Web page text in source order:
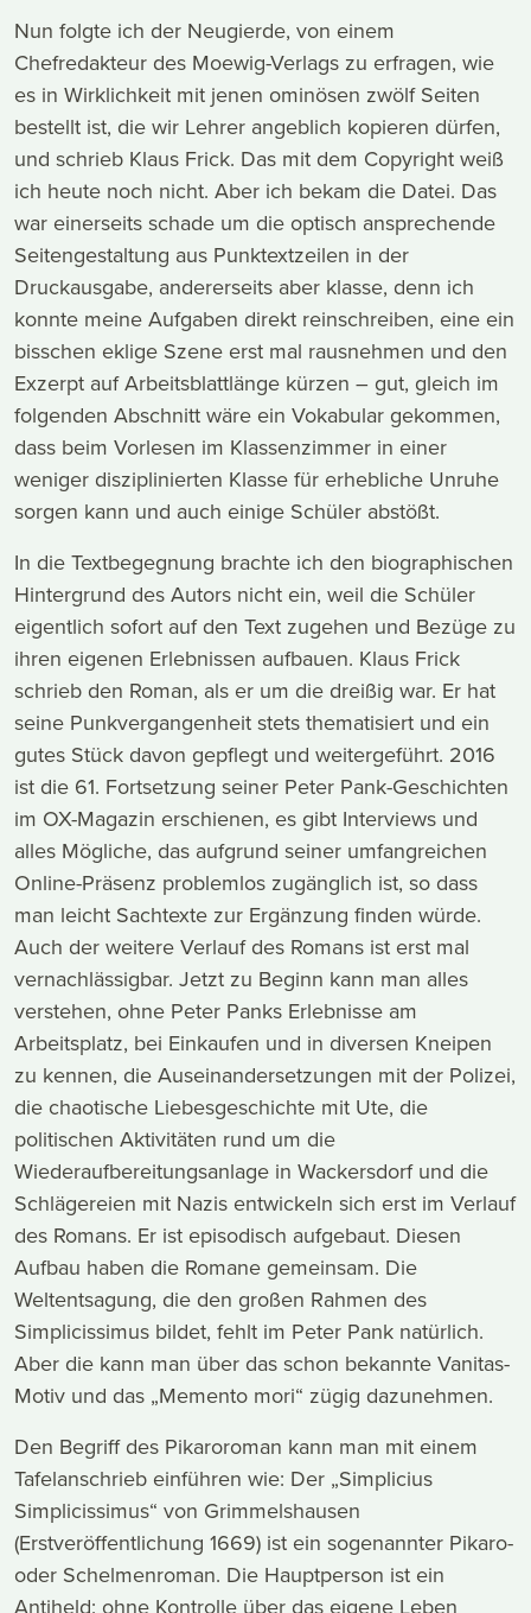
Nun folgte ich der Neugierde, von einem
Chefredakteur des Moewig-Verlags zu erfragen, wie
es in Wirklichkeit mit jenen ominösen zwölf Seiten
bestellt ist, die wir Lehrer angeblich kopieren dürfen,
und schrieb Klaus Frick. Das mit dem Copyright weiß
ich heute noch nicht. Aber ich bekam die Datei. Das
war einerseits schade um die optisch ansprechende
Seitengestaltung aus Punktextzeilen in der
Druckausgabe, andererseits aber klasse, denn ich
konnte meine Aufgaben direkt reinschreiben, eine ein
bisschen eklige Szene erst mal rausnehmen und den
Exzerpt auf Arbeitsblattlänge kürzen – gut, gleich im
folgenden Abschnitt wäre ein Vokabular gekommen,
dass beim Vorlesen im Klassenzimmer in einer
weniger disziplinierten Klasse für erhebliche Unruhe
sorgen kann und auch einige Schüler abstößt.
In die Textbegegnung brachte ich den biographischen
Hintergrund des Autors nicht ein, weil die Schüler
eigentlich sofort auf den Text zugehen und Bezüge zu
ihren eigenen Erlebnissen aufbauen. Klaus Frick
schrieb den Roman, als er um die dreißig war. Er hat
seine Punkvergangenheit stets thematisiert und ein
gutes Stück davon gepflegt und weitergeführt. 2016
ist die 61. Fortsetzung seiner Peter Pank-Geschichten
im OX-Magazin erschienen, es gibt Interviews und
alles Mögliche, das aufgrund seiner umfangreichen
Online-Präsenz problemlos zugänglich ist, so dass
man leicht Sachtexte zur Ergänzung finden würde.
Auch der weitere Verlauf des Romans ist erst mal
vernachlässigbar. Jetzt zu Beginn kann man alles
verstehen, ohne Peter Panks Erlebnisse am
Arbeitsplatz, bei Einkaufen und in diversen Kneipen
zu kennen, die Auseinandersetzungen mit der Polizei,
die chaotische Liebesgeschichte mit Ute, die
politischen Aktivitäten rund um die
Wiederaufbereitungsanlage in Wackersdorf und die
Schlägereien mit Nazis entwickeln sich erst im Verlauf
des Romans. Er ist episodisch aufgebaut. Diesen
Aufbau haben die Romane gemeinsam. Die
Weltentsagung, die den großen Rahmen des
Simplicissimus bildet, fehlt im Peter Pank natürlich.
Aber die kann man über das schon bekannte Vanitas-
Motiv und das „Memento mori“ zügig dazunehmen.
Den Begriff des Pikaroroman kann man mit einem
Tafelanschrieb einführen wie: Der „Simplicius
Simplicissimus“ von Grimmelshausen
(Erstveröffentlichung 1669) ist ein sogenannter Pikaro-
oder Schelmenroman. Die Hauptperson ist ein
Antiheld: ohne Kontrolle über das eigene Leben